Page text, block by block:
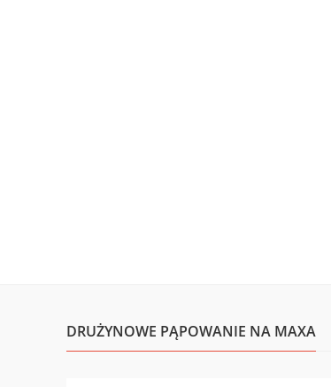
DRUŻYNOWE PĄPOWANIE NA MAXA